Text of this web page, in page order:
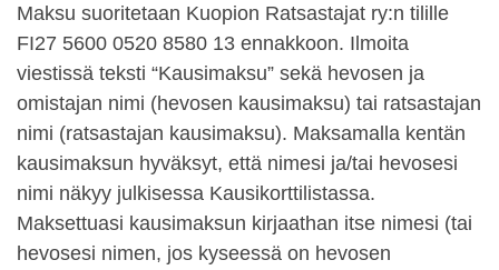
Maksu suoritetaan Kuopion Ratsastajat ry:n tilille
FI27 5600 0520 8580 13 ennakkoon. Ilmoita
viestissä teksti “Kausimaksu” sekä hevosen ja
omistajan nimi (hevosen kausimaksu) tai ratsastajan
nimi (ratsastajan kausimaksu). Maksamalla kentän
kausimaksun hyväksyt, että nimesi ja/tai hevosesi
nimi näkyy julkisessa Kausikorttilistassa.
Maksettuasi kausimaksun kirjaathan itse nimesi (tai
hevosesi nimen, jos kyseessä on hevosen